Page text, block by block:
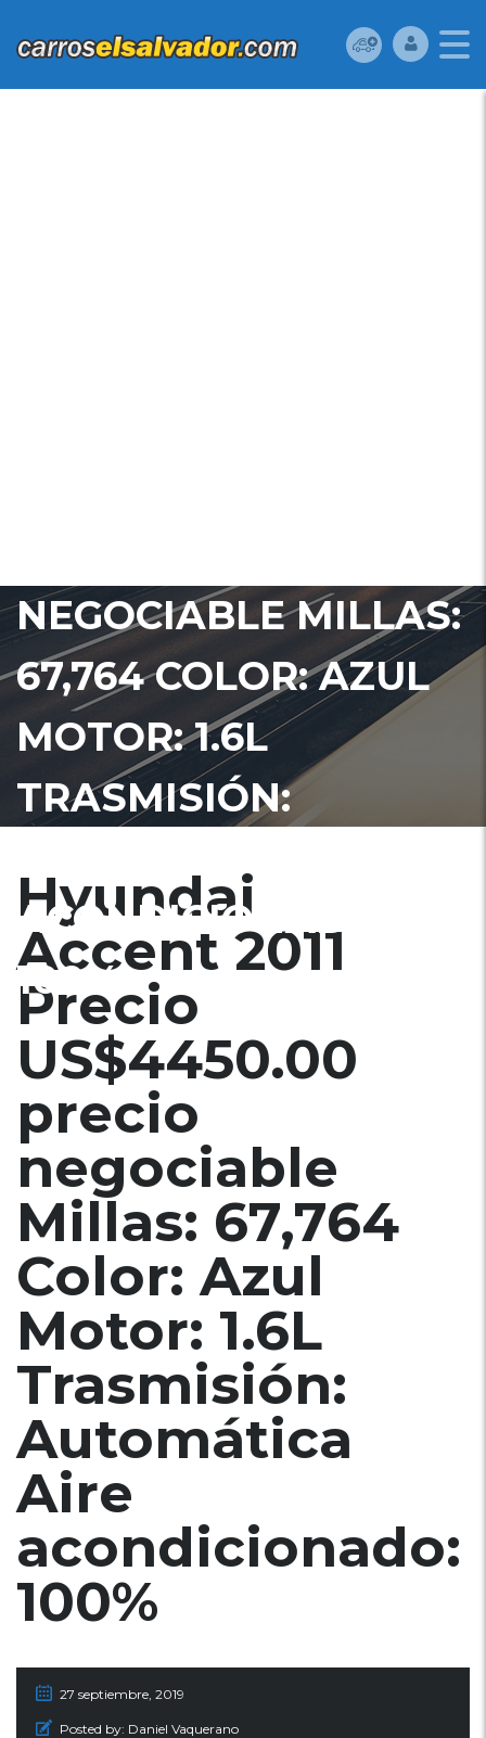
NEGOCIABLE MILLAS:
67,764 COLOR: AZUL
MOTOR: 1.6L
TRASMISIÓN:
ACONDICIONADO:
100%
Hyundai
Accent 2011
Precio
US$4450.00
precio
negociable
Millas: 67,764
Color: Azul
Motor: 1.6L
Trasmisión:
Automática
Aire
acondicionado:
100%
27 septiembre, 2019
Posted by: Daniel Vaquerano